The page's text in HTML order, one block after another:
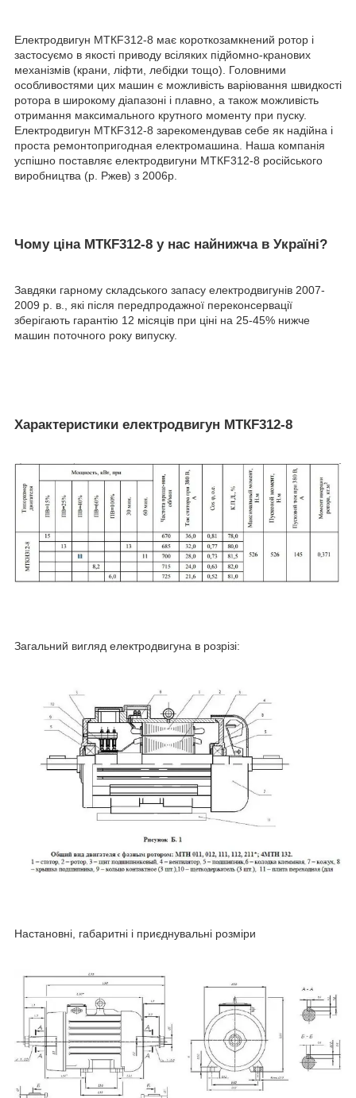
Електродвигун МТКF312-8 має короткозамкнений ротор і
застосуємо в якості приводу всіляких підйомно-кранових
механізмів (крани, ліфти, лебідки тощо). Головними
особливостями цих машин є можливість варіювання швидкості
ротора в широкому діапазоні і плавно, а також можливість
отримання максимального крутного моменту при пуску.
Електродвигун МТКF312-8 зарекомендував себе як надійна і
проста ремонтопригодная електромашина. Наша компанія
успішно поставляє електродвигуни МТКF312-8 російського
виробництва (р. Ржев) з 2006р.
Чому ціна МТКF312-8 у нас найнижча в Україні?
Завдяки гарному складського запасу електродвигунів 2007-
2009 р. в., які після передпродажної переконсервації
зберігають гарантію 12 місяців при ціні на 25-45% нижче
машин поточного року випуску.
Характеристики електродвигун МТКF312-8
Загальний вигляд електродвигуна в розрізі:
Настановні, габаритні і приєднувальні розміри